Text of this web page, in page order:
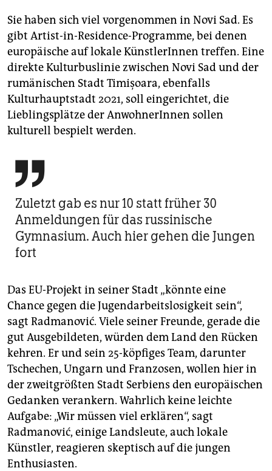
Sie haben sich viel vorgenommen in Novi Sad. Es
gibt Artist-in-Residence-Programme, bei denen
europäische auf lokale KünstlerInnen treffen. Eine
direkte Kulturbuslinie zwischen Novi Sad und der
rumänischen Stadt Timișoara, ebenfalls
Kulturhauptstadt 2021, soll eingerichtet, die
Lieblingsplätze der AnwohnerInnen sollen
kulturell bespielt werden.

Zuletzt gab es nur 10 statt früher 30
Anmeldungen für das russinische
Gymnasium. Auch hier gehen die Jungen
fort
Das EU-Projekt in seiner Stadt „könnte eine
Chance gegen die Jugendarbeitslosigkeit sein“,
sagt Radmanović. Viele seiner Freunde, gerade die
gut Ausgebildeten, würden dem Land den Rücken
kehren. Er und sein 25-köpfiges Team, dar­unter
Tschechen, Ungarn und Franzosen, wollen hier in
der zweitgrößten Stadt Serbiens den europäischen
Gedanken verankern. Wahrlich keine leichte
Aufgabe: „Wir müssen viel erklären“, sagt
Radmanović, einige Landsleute, auch lokale
Künstler, reagieren skeptisch auf die jungen
Enthusiasten.